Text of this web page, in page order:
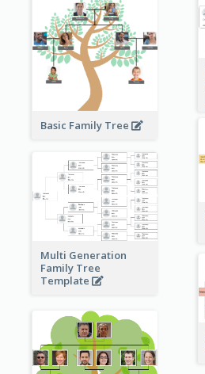
Basic Family Tree
Multi Generation
Family Tree
Template